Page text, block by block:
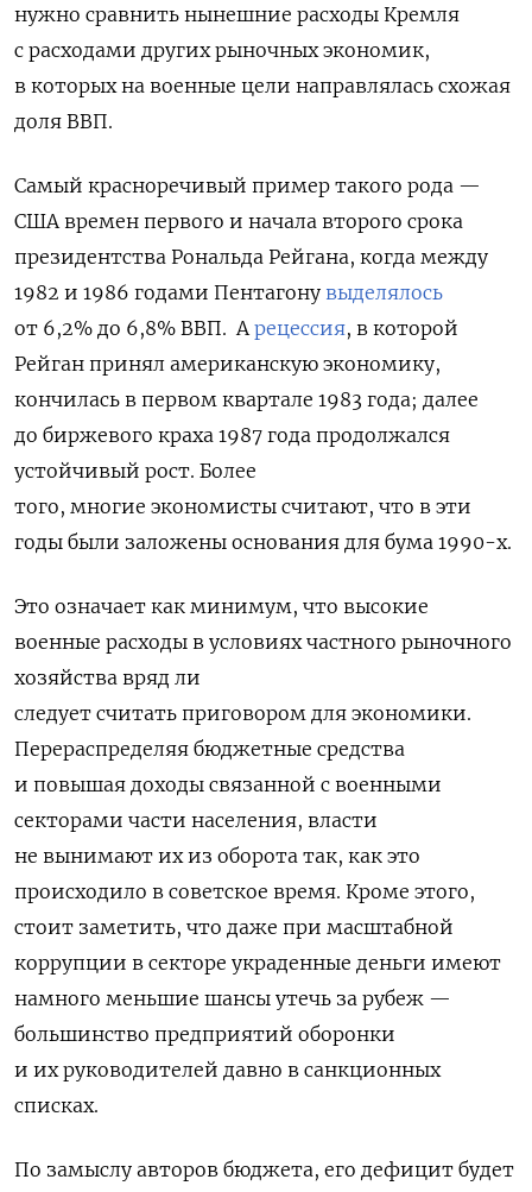
нужно сравнить нынешние рас­ходы Кремля
с расходами других рыночных экономик,
в которых на военные цели направлялась схожая
доля ВВП.
Самый красноречивый пример такого рода —
США времен первого и начала второго срока
президентства Рональда Рейгана, когда между
1982 и 1986 годами Пентагону выделялось
от 6,2% до 6,8% ВВП. Арецессия, в которой
Рейган принял американскую экономику,
кончилась в первом квартале 1983 года; далее
до биржевого краха 1987 года продолжался
устойчивый рост. Более
того, многие экономисты считают, что в эти
годы были заложены основания для бума 1990-х.
Это означает как минимум, что высокие
военные расходы в условиях частного рыночного
хозяйства вряд ли
следует считать приговором для экономики.
Перераспределяя бюджетные сред­ства
и повышая до­ходы связан­ной с военны­ми
секторами части населения, власти
не вынимают их из обо­рота так, как это
происходило в советское время. Кроме этого,
стоит заметить, что даже при масштабной
коррупции в секторе украденные день­ги имеют
намного мень­шие шансы утечь за рубеж —
большинство предприя­тий обо­ронки
и их руководителей давно в санкционных
списках.
По замыслу авторов бюджета, его дефицит будет